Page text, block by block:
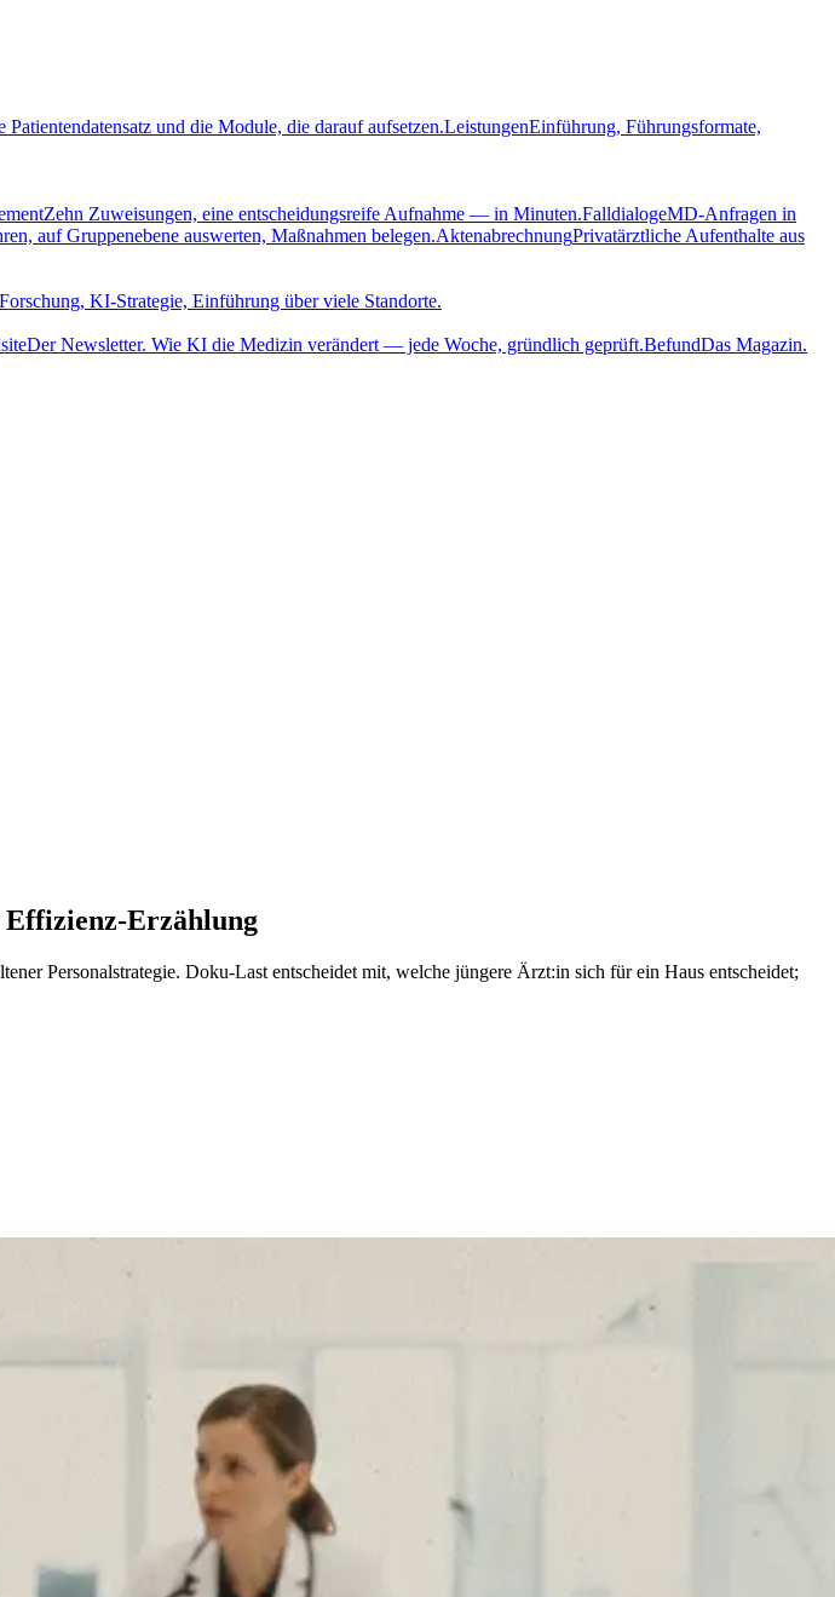
Patientendatensatz und die Module, die darauf aufsetzen.LeistungenEinführung, Führungsformate,
Zehn Zuweisungen, eine entscheidungsreife Aufnahme — in Minuten.FalldialogeMD-Anfragen in
auf Gruppenebene auswerten, Maßnahmen belegen.AktenabrechnungPrivatärztliche Aufenthalte aus
KI-Strategie, Einführung über viele Standorte.
Der Newsletter. Wie KI die Medizin verändert — jede Woche, gründlich geprüft.BefundDas Magazin.
Erzählung
Personalstrategie. Doku-Last entscheidet mit, welche jüngere Ärzt:in sich für ein Haus entscheidet;